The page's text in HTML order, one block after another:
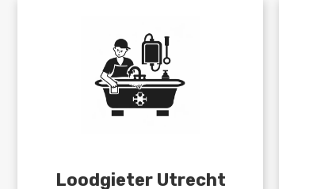
Loodgieter Utrecht